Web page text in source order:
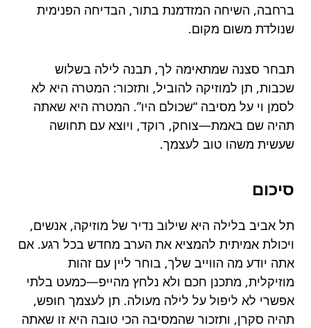
ברחבה, השיחה המזדמנת בתור, הבדיחה הפנימית
שנולדת משום מקום.
תבחר סצנה שמתאימה לך, תבנה לילה בשלוש
שכבות, תן למוזיקה להוביל, ותזכור: המטרה היא לא
לסמן וי על מסיבה “שכולם היו”. המטרה היא שאתה
תהיה שם באמת—צוחק, רוקד, ויוצא עם תחושה
שעשית משהו טוב לעצמך.
סיכום
תל אביב בלילה היא שילוב נדיר של מוזיקה, אנשים,
ויכולת אמיתית להמציא את הערב מחדש בכל רגע. אם
אתה יודע מה הווייב שלך, בוחר ליין עם זהות
מוזיקלית, מתכנן חכם ולא נלחץ מהייפ—כמעט בלתי
אפשרי לא ליפול על לילה מעולה. תן לעצמך חופש,
תהיה סקרן, ותזכור שהמסיבה הכי טובה היא זו שאתה